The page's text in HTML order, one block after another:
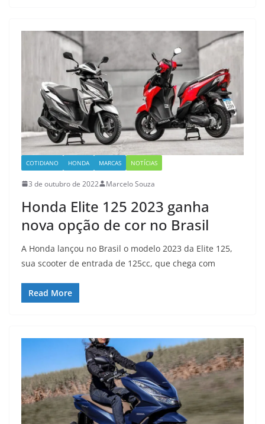
COTIDIANO HONDA MARCAS NOTÍCIAS
3 de outubro de 2022 Marcelo Souza
Honda Elite 125 2023 ganha
nova opção de cor no Brasil
A Honda lançou no Brasil o modelo 2023 da Elite 125,
sua scooter de entrada de 125cc, que chega com
Read More